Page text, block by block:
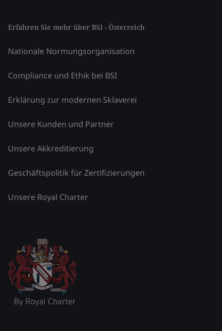
Erfahren Sie mehr über BSI - Österreich
Nationale Normungsorganisation
Compliance und Ethik bei BSI
Erklärung zur modernen Sklaverei
Unsere Kunden und Partner
Unsere Akkreditierung
Geschäftspolitik für Zertifizierungen
Unsere Royal Charter